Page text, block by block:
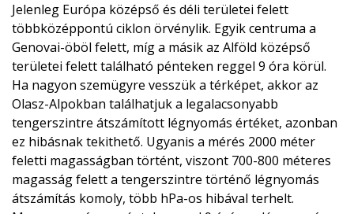
Jelenleg Európa középső és déli területei felett
többközéppontú ciklon örvénylik. Egyik centruma a
Genovai-öböl felett, míg a másik az Alföld középső
területei felett található pénteken reggel 9 óra körül.
Ha nagyon szemügyre vesszük a térképet, akkor az
Olasz-Alpokban találhatjuk a legalacsonyabb
tengerszintre átszámított légnyomás értéket, azonban
ez hibásnak tekithető. Ugyanis a mérés 2000 méter
feletti magasságban történt, viszont 700-800 méteres
magasság felett a tengerszintre történő légnyomás
átszámítás komoly, több hPa-os hibával terhelt.